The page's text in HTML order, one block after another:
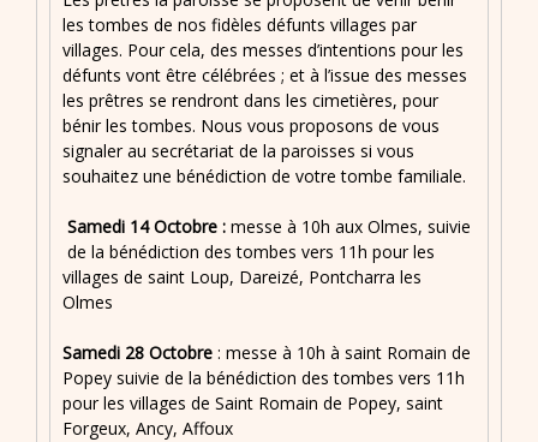
les tombes de nos fidèles défunts villages par
villages. Pour cela, des messes d’intentions pour les
défunts vont être célébrées ; et à l’issue des messes
les prêtres se rendront dans les cimetières, pour
bénir les tombes. Nous vous proposons de vous
signaler au secrétariat de la paroisses si vous
souhaitez une bénédiction de votre tombe familiale.
Samedi 14 Octobre : messe à 10h aux Olmes, suivie
de la bénédiction des tombes vers 11h pour les
villages de saint Loup, Dareizé, Pontcharra les
Olmes
Samedi 28 Octobre : messe à 10h à saint Romain de
Popey suivie de la bénédiction des tombes vers 11h
pour les villages de Saint Romain de Popey, saint
Forgeux, Ancy, Affoux